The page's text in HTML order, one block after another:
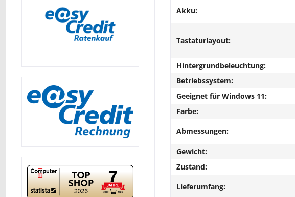
Akku:
Tastaturlayout:
Hintergrundbeleuchtung:
Betriebssystem:
Geeignet für Windows 11:
Farbe:
Abmessungen:
Gewicht:
Zustand:
Lieferumfang: